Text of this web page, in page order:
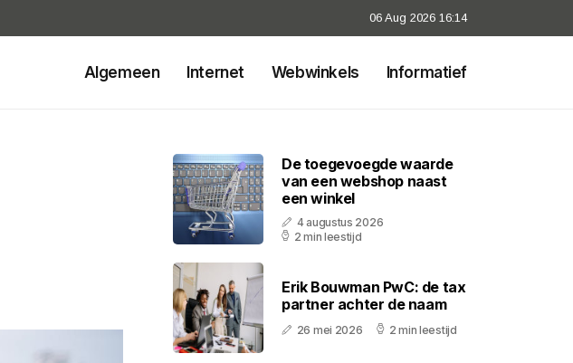
06 Aug 2026 16:14
Algemeen Internet Webwinkels Informatief
De toegevoegde waarde
van een webshop naast
een winkel
4 augustus 2026
2 min leestijd
Erik Bouwman PwC: de tax
partner achter de naam
26 mei 2026 2 min leestijd